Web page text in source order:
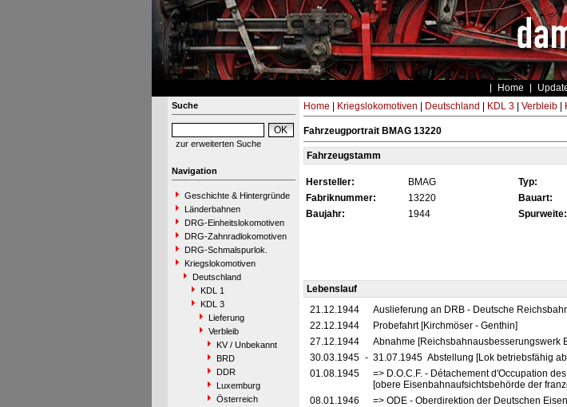
Home
Suche
zur erweiterten Suche
Navigation
Geschichte & Hintergründe
Länderbahnen
DRG-Einheitslokomotiven
DRG-Zahnradlokomotiven
DRG-Schmalspurlok.
Kriegslokomotiven
Deutschland
KDL 1
KDL 3
Lieferung
Verbleib
KV / Unbekannt
BRD
DDR
Luxemburg
Österreich
Home Kriegslokomotiven Deutschland KDL 3| Verbleib|
Fahrzeugportrait BMAG 13220
Fahrzeugstamm
Hersteller: BMAG Typ:
Fabriknummer:
13220 Bauart:
Baujahr:
1944 Spurweite:
Lebenslauf
21.12.1944
Auslieferung an DRB - Deutsche
22.12.1944
Probefahrt [Kirchmöser - Genthin]
27.12.1944
Abnahme [Reichsbahnausbesserungswerk
30.03.1945 - 31.07.1945 Abstellung [Lok betriebsfähig
01.08.1945
=> D.O.C.F. - Détachement d'Occupation
[obere Eisenbahnaufsichtsbehörde der
08.01.1946
=> ODE - Oberdirektion der Deutschen